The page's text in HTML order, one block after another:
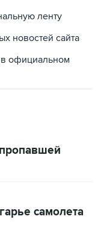
ленту
новостей сайта
в официальном
самолета